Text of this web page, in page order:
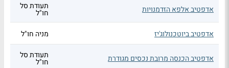
אדפטיב אלפא הזדמנויות תעודת סל
חו"ל
אדפטיב ביוטכנולוג'יז
מניה חו"ל
אדפטיב הכנסה מרובת נכסים מגודרת תעודת סל
חו"ל